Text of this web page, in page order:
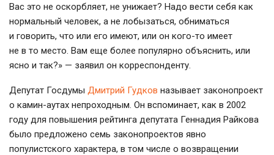
Вас это не оскорбляет, не унижает? Надо вести себя как
нормальный человек, а не лобызаться, обниматься
и говорить, что или его имеют, или он кого-то имеет
не в то место. Вам еще более популярно объяснить, или
ясно и так?» — заявил он корреспонденту.
Депутат Госдумы Дмитрий Гудков называет законопроект
о камин-аутах непроходным. Он вспоминает, как в 2002
году для повышения рейтинга депутата Геннадия Райкова
было предложено семь законопроектов явно
популистского характера, в том числе о возвращении